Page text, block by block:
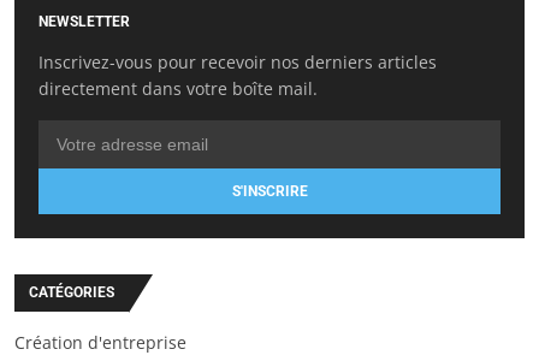
NEWSLETTER
Inscrivez-vous pour recevoir nos derniers articles
directement dans votre boîte mail.
S'INSCRIRE
CATÉGORIES
Création d'entreprise